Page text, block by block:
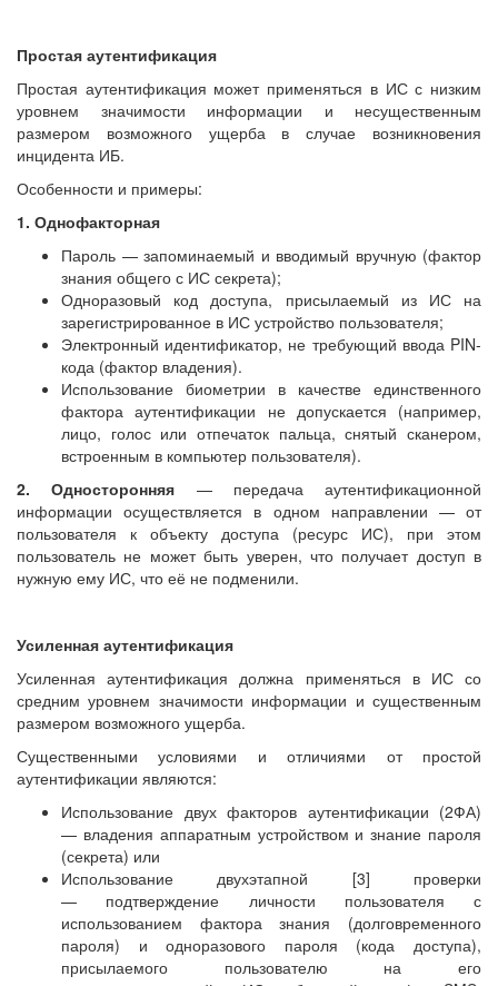
Простая аутентификация
Простая аутентификация может применяться в ИС с низким
уровнем значимости информации и несущественным
размером возможного ущерба в случае возникновения
инцидента ИБ.
Особенности и примеры:
1. Однофакторная
Пароль — запоминаемый и вводимый вручную (фактор
знания общего с ИС секрета);
Одноразовый код доступа, присылаемый из ИС на
зарегистрированное в ИС устройство пользователя;
Электронный идентификатор, не требующий ввода PIN-
кода (фактор владения).
Использование биометрии в качестве единственного
фактора аутентификации не допускается (например,
лицо, голос или отпечаток пальца, снятый сканером,
встроенным в компьютер пользователя).
2. Односторонняя — передача аутентификационной
информации осуществляется в одном направлении — от
пользователя к объекту доступа (ресурс ИС), при этом
пользователь не может быть уверен, что получает доступ в
нужную ему ИС, что её не подменили.
Усиленная аутентификация
Усиленная аутентификация должна применяться в ИС со
средним уровнем значимости информации и существенным
размером возможного ущерба.
Существенными условиями и отличиями от простой
аутентификации являются:
Использование двух факторов аутентификации (2ФА)
— владения аппаратным устройством и знание пароля
(секрета) или
Использование двухэтапной [3] проверки
— подтверждение личности пользователя с
использованием фактора знания (долговременного
пароля) и одноразового пароля (кода доступа),
присылаемого пользователю на его